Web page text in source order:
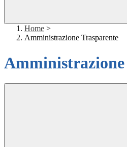
Home >
Amministrazione Trasparente